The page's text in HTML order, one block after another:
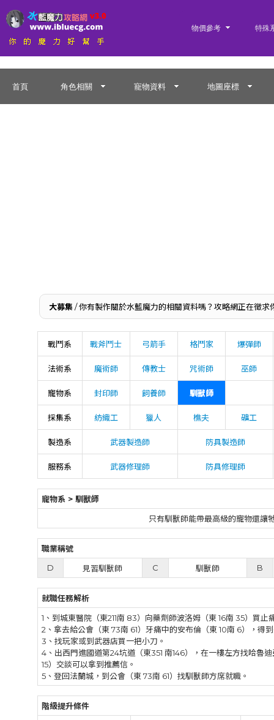
物價參考 特殊
首頁 角色相關 寵物資料 地圖座標
大募集/ 你有製作關於水藍魔力的相關資料嗎？攻略網正在徵
戰鬥系 戰斧鬥士 弓箭手 格鬥家 爆彈師
法術系 魔術師 傳教士 咒術師 巫師
寵物系 封印師 飼養師 馴獸師
採集系 紡織工 獵人 樵夫 礦工
製造系 武器製造師 防具製造師
服務系 武器修理師 防具修理師
寵物系 > 馴獸師
只有馴獸師能帶最高級的寵物還讓
職業稱號
D
見習馴獸師 C 馴獸師 B
就職任務解析
1、到城東醫院（東211南 83）向藥劑師波洛姆（東 16南 35）買止
2、拿去給公會（東 73南 61）牙痛中的安布倫（東 10南 6），得
3、找玩家或到武器店買一把小刀。
4、出西門進國道第24坑道（東351 南146），在一樓左方找哈魯
15）交談可以拿到推薦信。
5、登回法蘭城，到公會（東 73南 61）找馴獸師方席就職。
階級提升條件